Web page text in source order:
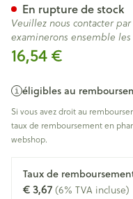
16,54 €
éligibles au
Si vous avez droit au
taux de remboursement en
webshop.
Taux de
€ 3,67(6% TVA incluse)
En rupture de stock
Veuillez nous contacter
examinerons ensemble